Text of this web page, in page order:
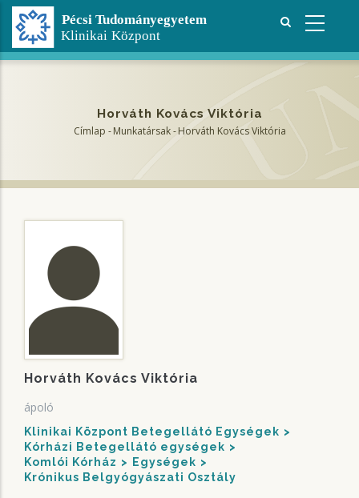
Ugrás
tartalomra
Horváth Kovács Viktória
Címlap - Munkatársak - Horváth Kovács Viktória
Horváth Kovács Viktória
ápoló
Klinikai Központ Betegellátó Egységek
Kórházi Betegellátó egységek
Komlói Kórház
Egységek
Krónikus Belgyógyászati Osztály